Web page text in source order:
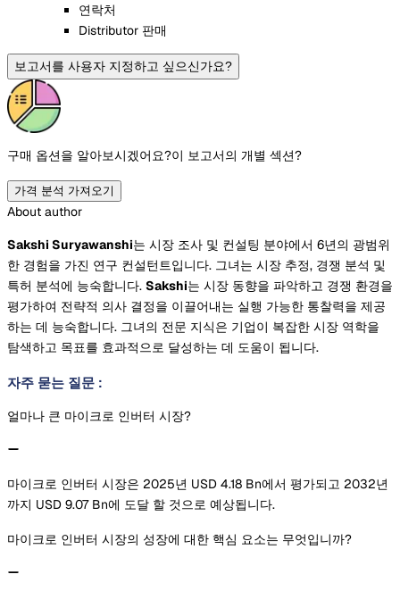
연락처
Distributor 판매
보고서를 사용자 지정하고 싶으신가요?
구매 옵션을 알아보시겠어요?이 보고서의 개별 섹션?
가격 분석 가져오기
About author
Sakshi Suryawanshi는 시장 조사 및 컨설팅 분야에서 6년의 광범위
한 경험을 가진 연구 컨설턴트입니다. 그녀는 시장 추정, 경쟁 분석 및
특허 분석에 능숙합니다. Sakshi는 시장 동향을 파악하고 경쟁 환경을
평가하여 전략적 의사 결정을 이끌어내는 실행 가능한 통찰력을 제공
하는 데 능숙합니다. 그녀의 전문 지식은 기업이 복잡한 시장 역학을
탐색하고 목표를 효과적으로 달성하는 데 도움이 됩니다.
자주 묻는 질문 :
얼마나 큰 마이크로 인버터 시장?
마이크로 인버터 시장은 2025년 USD 4.18 Bn에서 평가되고 2032년
까지 USD 9.07 Bn에 도달 할 것으로 예상됩니다.
마이크로 인버터 시장의 성장에 대한 핵심 요소는 무엇입니까?